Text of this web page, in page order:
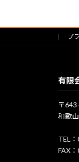
プ
有限
〒
和歌
TEL
FAX